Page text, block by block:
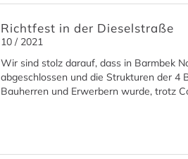
Richtfest in der Dieselstraße
10 / 2021
Wir sind stolz darauf, dass in Barmbek
abgeschlossen und die Strukturen der 4
Bauherren und Erwerbern wurde, trotz